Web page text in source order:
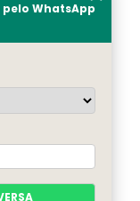
WhatsApp